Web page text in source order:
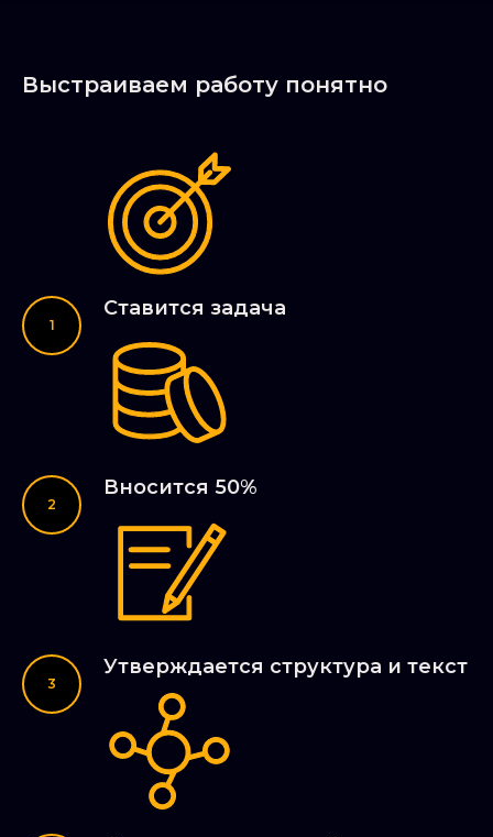
Выстраиваем работу понятно
Ставится задача
Вносится 50%
Утверждается структура и текст